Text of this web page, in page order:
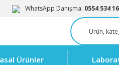
WhatsApp Danışma: 0554 534
Ürünler